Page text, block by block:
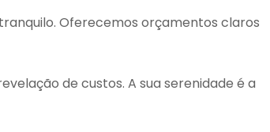
Oferecemos orçamentos claros
de custos. A sua serenidade é a